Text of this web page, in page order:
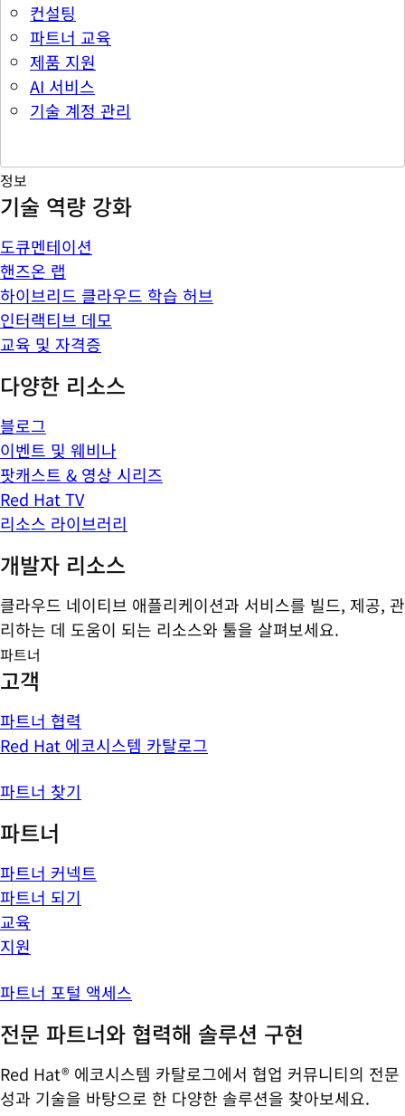
컨설팅
파트너 교육
제품 지원
AI 서비스
기술 계정 관리
정보
기술 역량 강화
도큐멘테이션
핸즈온 랩
하이브리드 클라우드 학습 허브
인터랙티브 데모
교육 및 자격증
다양한 리소스
블로그
이벤트 및 웨비나
팟캐스트 & 영상 시리즈
Red Hat TV
리소스 라이브러리
개발자 리소스
클라우드 네이티브 애플리케이션과 서비스를 빌드, 제공, 관
리하는 데 도움이 되는 리소스와 툴을 살펴보세요.
파트너
고객
파트너 협력
Red Hat 에코시스템 카탈로그
파트너 찾기
파트너
파트너 커넥트
파트너 되기
교육
지원
파트너 포털 액세스
전문 파트너와 협력해 솔루션 구현
Red Hat® 에코시스템 카탈로그에서 협업 커뮤니티의 전문
성과 기술을 바탕으로 한 다양한 솔루션을 찾아보세요.